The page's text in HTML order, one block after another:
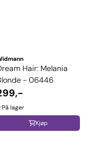
Hair: Melania
- 06446
På lager
Kjøp